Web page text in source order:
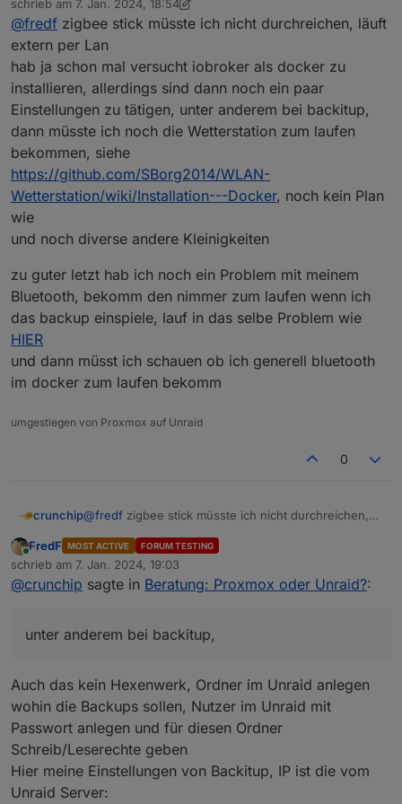
umgezogen bin ich ja eigentlich schon mit allem
von Proxmox auf Unraid, fehlt nur noch das
"Herzstück" iobroker das wird allerdings noch ne
größere Baustellen werden
Ich nutze für den Zigbee und Zwave Stick einen Slave
und muss nichts an den Container durchreichen.
Die Installation des ioBroker Containers ist recht simpel,
mit diesen Einstellungen klappt alles.
schrieb am 7. Jan. 2024, 18:54
zuletzt editiert von crunchip1. Juli 2024, 19:59
@fredf zigbee stick müsste ich nicht durchreichen, läuft
extern per Lan
hab ja schon mal versucht iobroker als docker zu
installieren, allerdings sind dann noch ein paar
Einstellungen zu tätigen, unter anderem bei backitup,
dann müsste ich noch die Wetterstation zum laufen
bekommen, siehe
https://github.com/SBorg2014/WLAN-
Wetterstation/wiki/Installation---Docker, noch kein Plan
wie
und noch diverse andere Kleinigkeiten
zu guter letzt hab ich noch ein Problem mit meinem
Bluetooth, bekomm den nimmer zum laufen wenn ich
das backup einspiele, lauf in das selbe Problem wie
HIER
und dann müsst ich schauen ob ich generell bluetooth
im docker zum laufen bekomm
umgestiegen von Proxmox auf Unraid
0
crunchip@fredf zigbee stick müsste ich nicht durchreichen,
hab ja schon mal versucht iobroker als docker zu
installieren, allerdings sind dann noch ein paar
Einstellungen zu tätigen, unter anderem bei backitup,
https://github.com/SBorg2014/WLAN-
und noch diverse andere Kleinigkeiten
zu guter letzt hab ich noch ein Problem mit meinem
Bluetooth, bekomm den nimmer zum laufen wenn ich
das backup einspiele, lauf in das selbe Problem wie
bluetooth im docker zum laufen bekomm
Online
FredF MOST ACTIVE FORUM TESTING
schrieb am 7. Jan. 2024, 19:03
zuletzt editiert von
@crunchip sagte in Beratung: Proxmox oder Unraid?:
unter anderem bei backitup,
Auch das kein Hexenwerk, Ordner im Unraid anlegen
wohin die Backups sollen, Nutzer im Unraid mit
Passwort anlegen und für diesen Ordner
Schreib/Leserechte geben
Hier meine Einstellungen von Backitup, IP ist die vom
Unraid Server: